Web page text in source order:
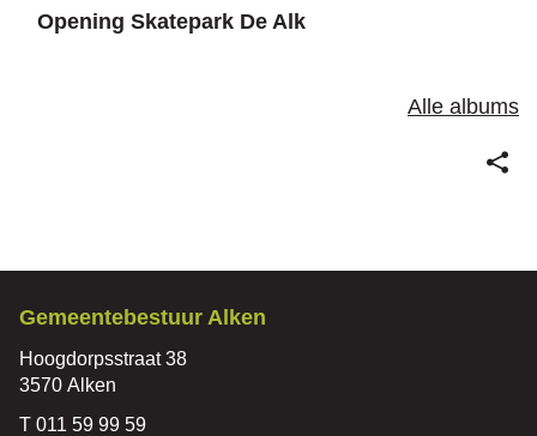
Opening Skatepark De Alk
Alle albums
Contact
Gemeentebestuur Alken
Adres
Hoogdorpsstraat 38
,3570 Alken
Tel.011 59 99 59